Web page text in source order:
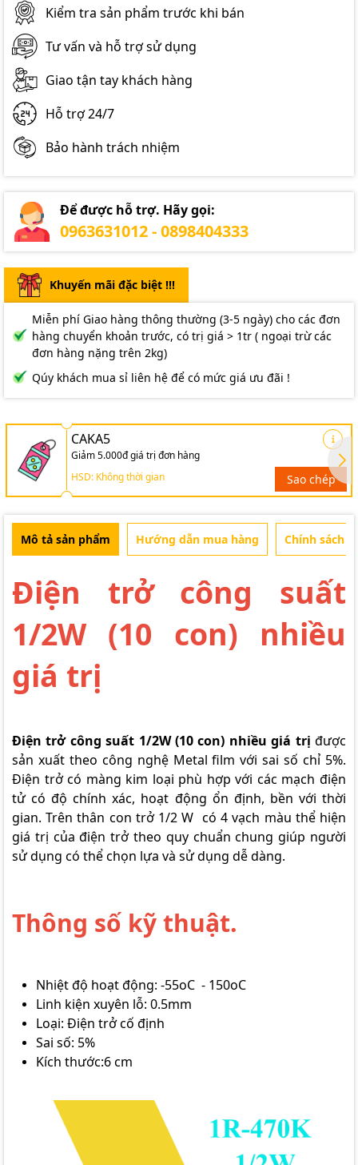
Kiểm tra sản phẩm trước khi bán
Tư vấn và hỗ trợ sử dụng
Giao tận tay khách hàng
Hỗ trợ 24/7
Bảo hành trách nhiệm
Để được hỗ trợ. Hãy gọi:
0963631012 - 0898404333
Khuyến mãi đặc biệt !!!
Miễn phí Giao hàng thông thường (3-5 ngày) cho các đơn
hàng chuyển khoản trước, có trị giá > 1tr ( ngoại trừ các
đơn hàng nặng trên 2kg)
Qúy khách mua sỉ liên hệ để có mức giá ưu đãi !
CAKA5
Giảm 5.000đ giá trị đơn hàng
HSD: Không thời gian
Sao chép
Mô tả sản phẩm Hướng dẫn mua hàng Chính sách
Điện trở công suất
1/2W (10 con) nhiều
giá trị
Điện trở công suất 1/2W (10 con) nhiều giá trị được
sản xuất theo công nghệ Metal film với sai số chỉ 5%.
Điện trở có màng kim loại phù hợp với các mạch điện
tử có độ chính xác, hoạt động ổn định, bền với thời
gian. Trên thân con trở 1/2 W có 4 vạch màu thể hiện
giá trị của điện trở theo quy chuẩn chung giúp người
sử dụng có thể chọn lựa và sử dụng dễ dàng.
Thông số kỹ thuật.
Nhiệt độ hoạt động: -55oC - 150oC
Linh kiện xuyên lỗ: 0.5mm
Loại: Điện trở cố định
Sai số: 5%
Kích thước:6 cm